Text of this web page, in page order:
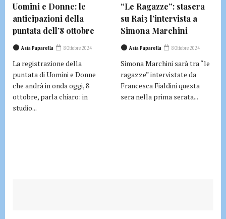
Uomini e Donne: le
anticipazioni della
puntata dell’8 ottobre
Asia Paparella 8 Ottobre 2024
La registrazione della
puntata di Uomini e Donne
che andrà in onda oggi, 8
ottobre, parla chiaro: in
studio...
“Le Ragazze”: stasera
su Rai3 l’intervista a
Simona Marchini
Asia Paparella 8 Ottobre 2024
Simona Marchini sarà tra “le
ragazze” intervistate da
Francesca Fialdini questa
sera nella prima serata...